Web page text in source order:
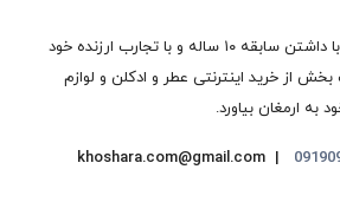
وبسایت تخصصی خوش آرا با داشتن سابقه ۱۰ ساله و با تجارب ارزنده خود
از خرید اینترنتی عطر و ادکلن و لوازم
به ارمغان بیاورد.
khoshara.com@gmail.com |